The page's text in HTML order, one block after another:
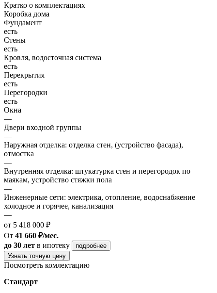
Кратко о комплектациях
Коробка дома
Фундамент
есть
Стены
есть
Кровля, водосточная система
есть
Перекрытия
есть
Перегородки
есть
Окна
—
Двери входной группы
—
Наружная отделка: отделка стен, (устройство фасада),
отмостка
—
Внутренняя отделка: штукатурка стен и перегородок по
маякам, устройство стяжки пола
—
Инженерные сети: электрика, отопление, водоснабжение
холодное и горячее, канализация
—
от 5 418 000 ₽
От 41 660 ₽/мес.
до 30 лет в ипотеку
подробнее
Узнать точную цену
Посмотреть комлектацию
Стандарт